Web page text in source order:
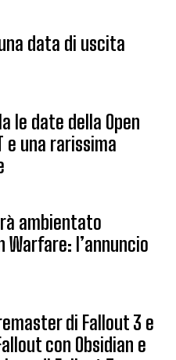
data di uscita
le date della Open
e una rarissima
ambientato
Warfare: l’annuncio
di Fallout 3 e
con Obsidian e